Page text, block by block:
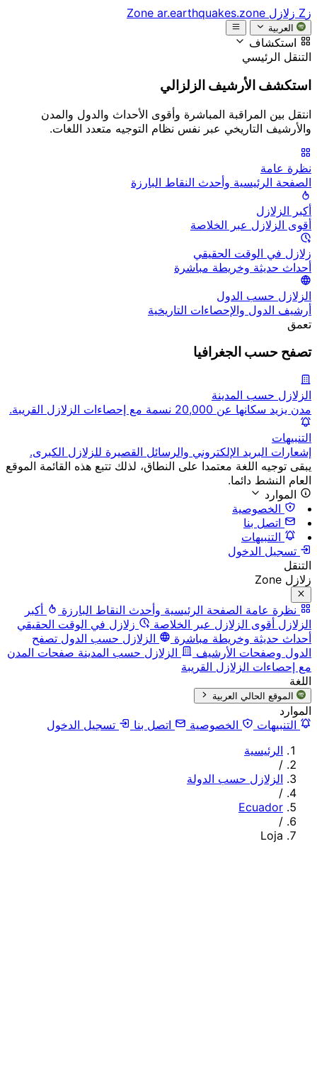
زZ زلازل Zone ar.earthquakes.zone
العربية
استكشاف
التنقل الرئيسي
استكشف الأرشيف الزلزالي
انتقل بين المراقبة المباشرة وأقوى الأحداث والدول والمدن
والأرشيف التاريخي عبر نفس نظام التوجيه متعدد اللغات.
نظرة عامة
الصفحة الرئيسية وأحدث النقاط البارزة
أكبر الزلازل
أقوى الزلازل عبر الخلاصة
زلازل في الوقت الحقيقي
أحداث حديثة وخريطة مباشرة
الزلازل حسب الدول
أرشيف الدول والإحصاءات التاريخية
تعمق
تصفح حسب الجغرافيا
الزلازل حسب المدينة
مدن يزيد سكانها عن 20,000 نسمة مع إحصاءات الزلازل القريبة.
التنبيهات
إشعارات البريد الإلكتروني والرسائل القصيرة للزلازل الكبرى.
يبقى توجيه اللغة معتمدا على النطاق، لذلك تتبع هذه القائمة الموقع
العام النشط دائما.
الموارد
الخصوصية
اتصل بنا
التنبيهات
تسجيل الدخول
التنقل
زلازل Zone
نظرة عامة الصفحة الرئيسية وأحدث النقاط البارزة
أكبر
الزلازل أقوى الزلازل عبر الخلاصة
زلازل في الوقت الحقيقي
أحداث حديثة وخريطة مباشرة
الزلازل حسب الدول تصفح
الدول وصفحات الأرشيف
الزلازل حسب المدينة صفحات المدن
مع إحصاءات الزلازل القريبة
اللغة
الموقع الحالي العربية
الموارد
التنبيهات
الخصوصية اتصل بنا
تسجيل الدخول
الرئيسية
/
الزلازل حسب الدولة
/
Ecuador
/
Loja